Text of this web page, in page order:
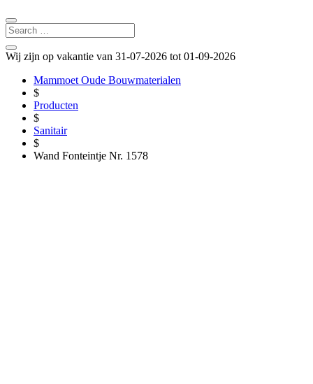
Wij zijn op vakantie van 31-07-2026 tot 01-09-2026
Mammoet Oude Bouwmaterialen
$
Producten
$
Sanitair
$
Wand Fonteintje Nr. 1578